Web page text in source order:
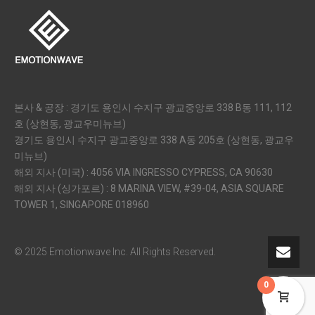
본사 & 공장 : 경기도 용인시 수지구 광교중앙로 338 B동 111, 112
호 (상현동, 광교우미뉴브)
경기도 용인시 수지구 광교중앙로 338 A동 205호 (상현동, 광교우
미뉴브)
해외 지사 (미국) : 4056 VIA INGRESSO CYPRESS, CA 90630
해외 지사 (싱가포르) : 8 MARINA VIEW, #39-04, ASIA SQUARE
TOWER 1, SINGAPORE 018960
© 2025 Emotionwave Inc. All Rights Reserved.
0